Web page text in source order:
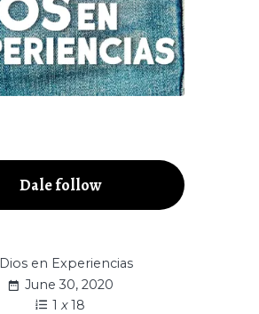
Dale follow
Dios en Experiencias
June 30, 2020
1 x18